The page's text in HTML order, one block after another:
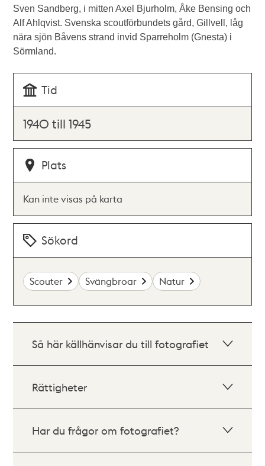
Sven Sandberg, i mitten Axel Bjurholm, Åke Bensing och
Alf Ahlqvist. Svenska scoutförbundets gård, Gillvell, låg
nära sjön Båvens strand invid Sparreholm (Gnesta) i
Sörmland.
Tid
1940 till 1945
Plats
Kan inte visas på karta
Sökord
Scouter Svängbroar Natur
Så här källhänvisar du till fotografiet
Rättigheter
Har du frågor om fotografiet?